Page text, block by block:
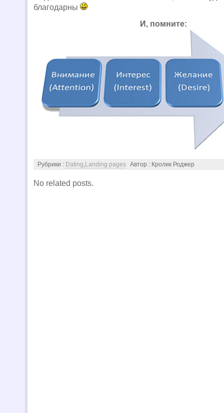
благодарны
И, помните:
Рубрики : Dating,Landing pages Автор : Кролик Роджер
No related posts.